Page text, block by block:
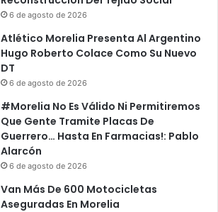
6 de agosto de 2026
Atlético Morelia Presenta Al Argentino
Hugo Roberto Colace Como Su Nuevo
DT
6 de agosto de 2026
#Morelia No Es Válido Ni Permitiremos
Que Gente Tramite Placas De
Guerrero… Hasta En Farmacias!: Pablo
Alarcón
6 de agosto de 2026
Van Más De 600 Motocicletas
Aseguradas En Morelia